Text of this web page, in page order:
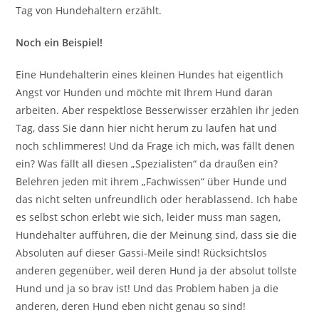
Tag von Hundehaltern erzählt.
Noch ein Beispiel!
Eine Hundehalterin eines kleinen Hundes hat eigentlich
Angst vor Hunden und möchte mit Ihrem Hund daran
arbeiten. Aber respektlose Besserwisser erzählen ihr jeden
Tag, dass Sie dann hier nicht herum zu laufen hat und
noch schlimmeres! Und da Frage ich mich, was fällt denen
ein? Was fällt all diesen „Spezialisten“ da draußen ein?
Belehren jeden mit ihrem „Fachwissen“ über Hunde und
das nicht selten unfreundlich oder herablassend. Ich habe
es selbst schon erlebt wie sich, leider muss man sagen,
Hundehalter aufführen, die der Meinung sind, dass sie die
Absoluten auf dieser Gassi-Meile sind! Rücksichtslos
anderen gegenüber, weil deren Hund ja der absolut tollste
Hund und ja so brav ist! Und das Problem haben ja die
anderen, deren Hund eben nicht genau so sind!